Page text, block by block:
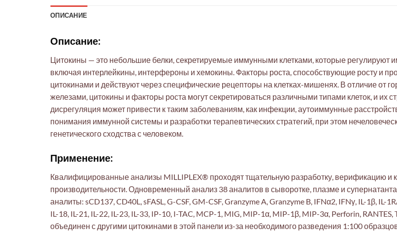
ОПИСАНИЕ
Описание:
Цитокины — это небольшие белки, секретируемые иммунными клетками, которые регулируют
включая интерлейкины, интерфероны и хемокины. Факторы роста, способствующие росту и
цитокинами и действуют через специфические рецепторы на клетках-мишенях. В отличие
железами, цитокины и факторы роста могут секретироваться различными типами клеток, и их
дисрегуляция может привести к таким заболеваниям, как инфекции, аутоиммунные
понимания иммунной системы и разработки терапевтических стратегий, при этом
генетического сходства с человеком.
Применение:
Квалифицированные анализы MILLIPLEX® проходят тщательную разработку, верификацию и
производительности. Одновременный анализ 38 аналитов в сыворотке, плазме и
аналиты: sCD137, CD40L, sFASL, G-CSF, GM-CSF, Granzyme A, Granzyme B, IFNα2, IFNγ, IL-1β, IL-
IL-18, IL-21, IL-22, IL-23, IL-33, IP-10, I-TAC, MCP-1, MIG, MIP-1α, MIP-1β, MIP-3α, Perforin,
объединен с другими цитокинами в этой панели из-за необходимого разведения 1:100